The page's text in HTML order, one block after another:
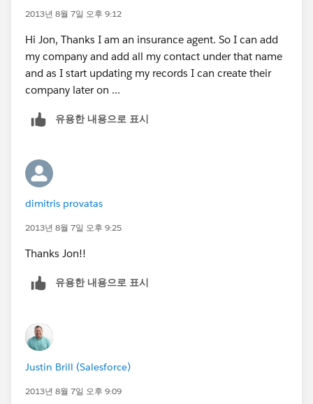
options you have.
2013년 8월 7일 오후 9:12
Hi Jon, Thanks I am an insurance agent. So I can add
my company and add all my contact under that name
and as I start updating my records I can create their
company later on ...
유용한 내용으로 표시
dimitris provatas
2013년 8월 7일 오후 9:25
Thanks Jon!!
유용한 내용으로 표시
Justin Brill (Salesforce)
2013년 8월 7일 오후 9:09